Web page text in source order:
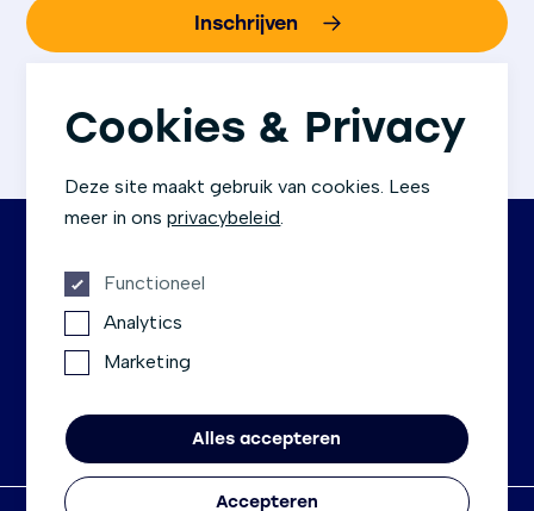
Cookies & Privacy
Deze site maakt gebruik van cookies. Lees
meer in onsprivacybeleid.
Functioneel
Analytics
Marketing
Alles accepteren
Accepteren
Inschrijven
privacybeleid.
Contact
Rembrandtlaan 1c
3723 BG Bilthoven
info@metscenter.nl